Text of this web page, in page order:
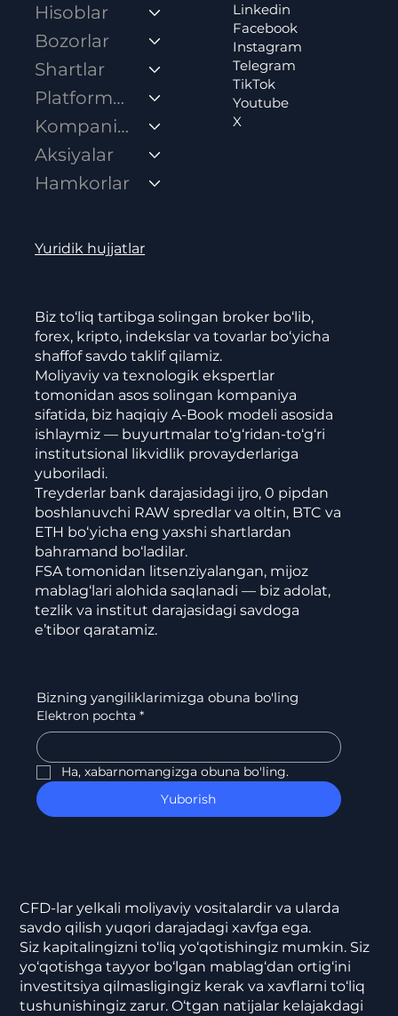
Hisoblar
Bozorlar
Shartlar
Platformalar
Kompaniya
Aksiyalar
Hamkorlar
Yuridik hujjatlar
Linkedin
Facebook
Instagram
Telegram
TikTok
Youtube
X
Biz to‘liq tartibga solingan broker bo‘lib,
forex, kripto, indekslar va tovarlar bo‘yicha
shaffof savdo taklif qilamiz.
Moliyaviy va texnologik ekspertlar
tomonidan asos solingan kompaniya
sifatida, biz haqiqiy A-Book modeli asosida
ishlaymiz — buyurtmalar to‘g‘ridan-to‘g‘ri
institutsional likvidlik provayderlariga
yuboriladi.
Treyderlar bank darajasidagi ijro, 0 pipdan
boshlanuvchi RAW spredlar va oltin, BTC va
ETH bo‘yicha eng yaxshi shartlardan
bahramand bo‘ladilar.
FSA tomonidan litsenziyalangan, mijoz
mablag‘lari alohida saqlanadi — biz adolat,
tezlik va institut darajasidagi savdoga
e’tibor qaratamiz.
Bizning yangiliklarimizga obuna bo'ling
Elektron pochta *
Ha, xabarnomangizga obuna bo'ling.
Yuborish
CFD-lar yelkali moliyaviy vositalardir va ularda
savdo qilish yuqori darajadagi xavfga ega.
Siz kapitalingizni to‘liq yo‘qotishingiz mumkin. Siz
yo‘qotishga tayyor bo‘lgan mablag‘dan ortig‘ini
investitsiya qilmasligingiz kerak va xavflarni to‘liq
tushunishingiz zarur. O‘tgan natijalar kelajakdagi